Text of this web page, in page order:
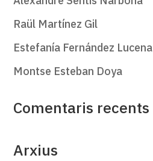
Raül Martínez Gil
Estefanía Fernández Lucena
Montse Esteban Doya
Comentaris recents
Arxius